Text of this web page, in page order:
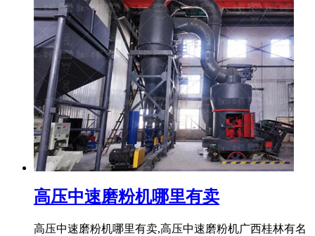
高压中速磨粉机哪里有卖
高压中速磨粉机哪里有卖,高压中速磨粉机广西桂林有名